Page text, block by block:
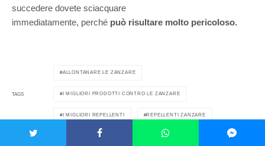
succedere dovete sciacquare
immediatamente, perché può risultare molto pericoloso.
TAGS
ALLONTANARE LE ZANZARE
I MIGLIORI PRODOTTI CONTRO LE ZANZARE
I MIGLIORI REPELLENTI REPELLENTI ZANZARE